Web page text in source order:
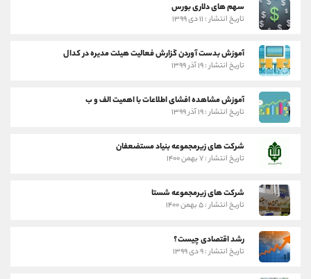
سهم های دلاری بورس
تاریخ انتشار : ۱۱ دی ۱۳۹۹
آموزش بدست آوردن گزارش فعالیت هیئت مدیره در کدال
تاریخ انتشار : ۱۹ آذر ۱۳۹۹
آموزش مشاهده افشای اطلاعات با اهمیت الف و ب
تاریخ انتشار : ۱۹ آذر ۱۳۹۹
شرکت های زیرمجموعه بنیاد مستضعفان
تاریخ انتشار : ۷ بهمن ۱۴۰۰
شرکت های زیرمجموعه شستا
تاریخ انتشار : ۵ بهمن ۱۴۰۰
رشد اقتصادی چیست؟
تاریخ انتشار : ۹ دی ۱۳۹۹